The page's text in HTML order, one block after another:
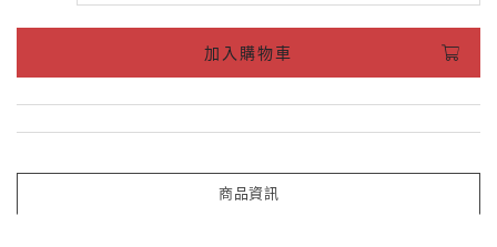
加入購物車
商品資訊